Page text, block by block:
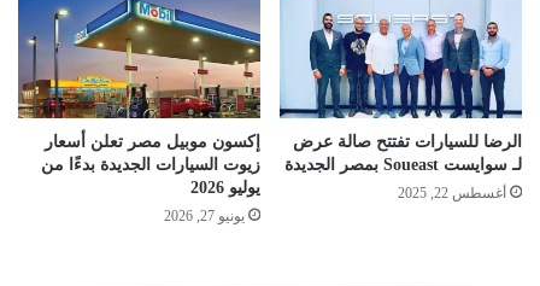
الرضا للسيارات تفتتح صالة عرض
لـ سوايست Soueast بمصر الجديدة
أغسطس 22, 2025
إكسون موبيل مصر تعلن أسعار
زيوت السيارات الجديدة بدءًا من
يوليو 2026
يونيو 27, 2026